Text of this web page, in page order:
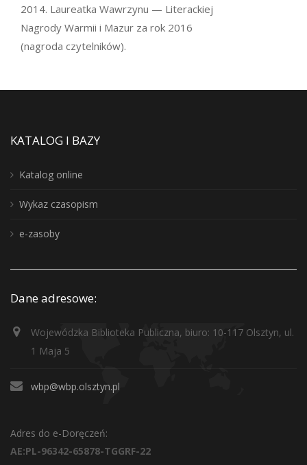
2014. Laureatka Wawrzynu — Literackiej
Nagrody Warmii i Mazur za rok 2016
(nagroda czytelników).
KATALOG I BAZY
Katalog online
Wykaz czasopism
e-zasoby
Dane adresowe:
Wojewódzka Biblioteka Publiczna, biuro: 10-117 Olsztyn, ul.
1 Maja 5
wbp@wbp.olsztyn.pl
Adres do e-Doręczeń:
AE:PL-96342-65878-TGGRF-22